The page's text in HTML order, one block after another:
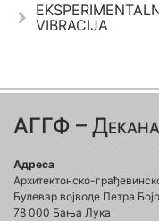
VIBRACIJA
АГГФ –
Адреса
Архитектонско-
Булевар војводе Петра
78 000 Бања Лука